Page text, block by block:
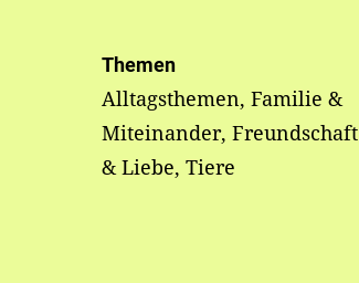
Themen
Alltagsthemen, Familie &
Miteinander, Freundschaft
& Liebe, Tiere